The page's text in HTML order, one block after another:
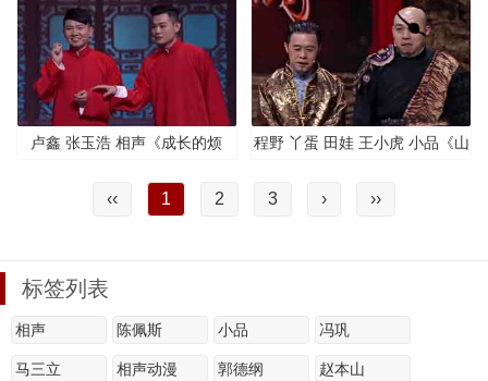
卢鑫 张玉浩 相声《成长的烦
程野 丫蛋 田娃 王小虎 小品《山
‹‹ 1 2 3 › ››
标签列表
相声 陈佩斯 小品 冯巩
马三立 相声动漫 郭德纲 赵本山